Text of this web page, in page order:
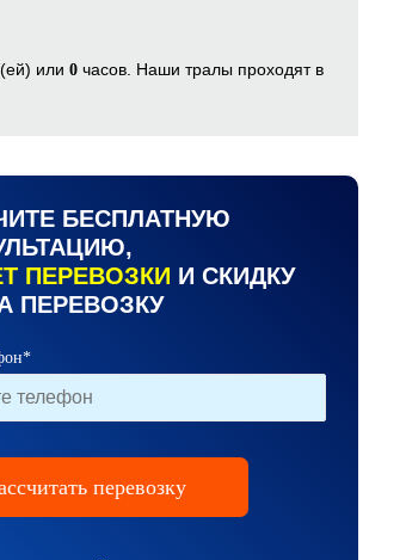
или 0часов. Наши тралы проходят в
БЕСПЛАТНУЮ
ПЕРЕВОЗКИ И СКИДКУ
ПЕРЕВОЗКУ